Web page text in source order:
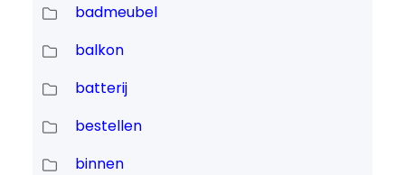
badmeubel
balkon
batterij
bestellen
binnen